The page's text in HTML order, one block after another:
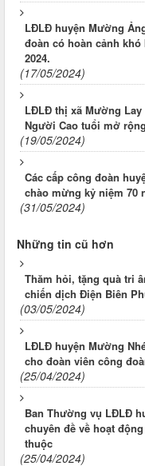
LĐLĐ huyện Mường
đoàn có hoàn cảnh
2024.
(17/05/2024)
LĐLĐ thị xã Mường Lay
Người Cao tuổi mở
(19/05/2024)
Các cấp công đoàn
chào mừng kỷ niệm 70
(31/05/2024)
Những tin cũ hơn
Thăm hỏi, tặng quà tri
chiến dịch Điện Biên
(03/05/2024)
LĐLĐ huyện Mường
cho đoàn viên công
(25/04/2024)
Ban Thường vụ LĐLĐ
chuyên đề về hoạt
thuộc
(25/04/2024)